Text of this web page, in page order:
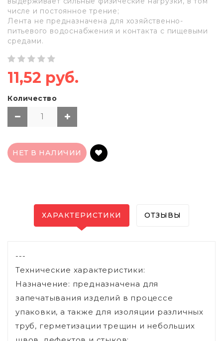
числе и постоянное трение;
Лента не предназначена для хозяйственно-
питьевого водоснабжения и контакта с пищевыми
средами.
11,52 руб.
Количество
НЕТ В НАЛИЧИИ
ХАРАКТЕРИСТИКИ ОТЗЫВЫ
---
Технические характеристики:
Назначение: предназначена для
запечатывания изделий в процессе
упаковки, а также для изоляции различных
труб, герметизации трещин и небольших